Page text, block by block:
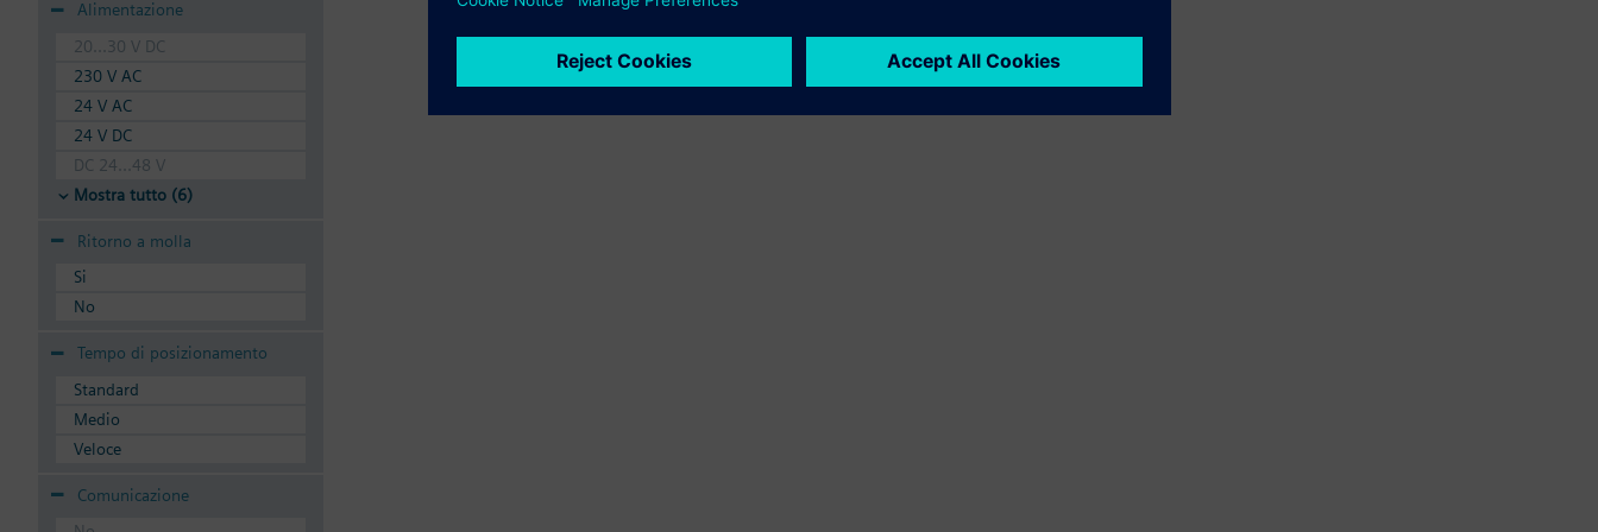
Alimentazione
20...30 V DC
230 V AC
24 V AC
24 V DC
DC 24...48 V
Mostra tutto (6)
Ritorno a molla
Si
No
Tempo di posizionamento
Standard
Medio
Veloce
Comunicazione